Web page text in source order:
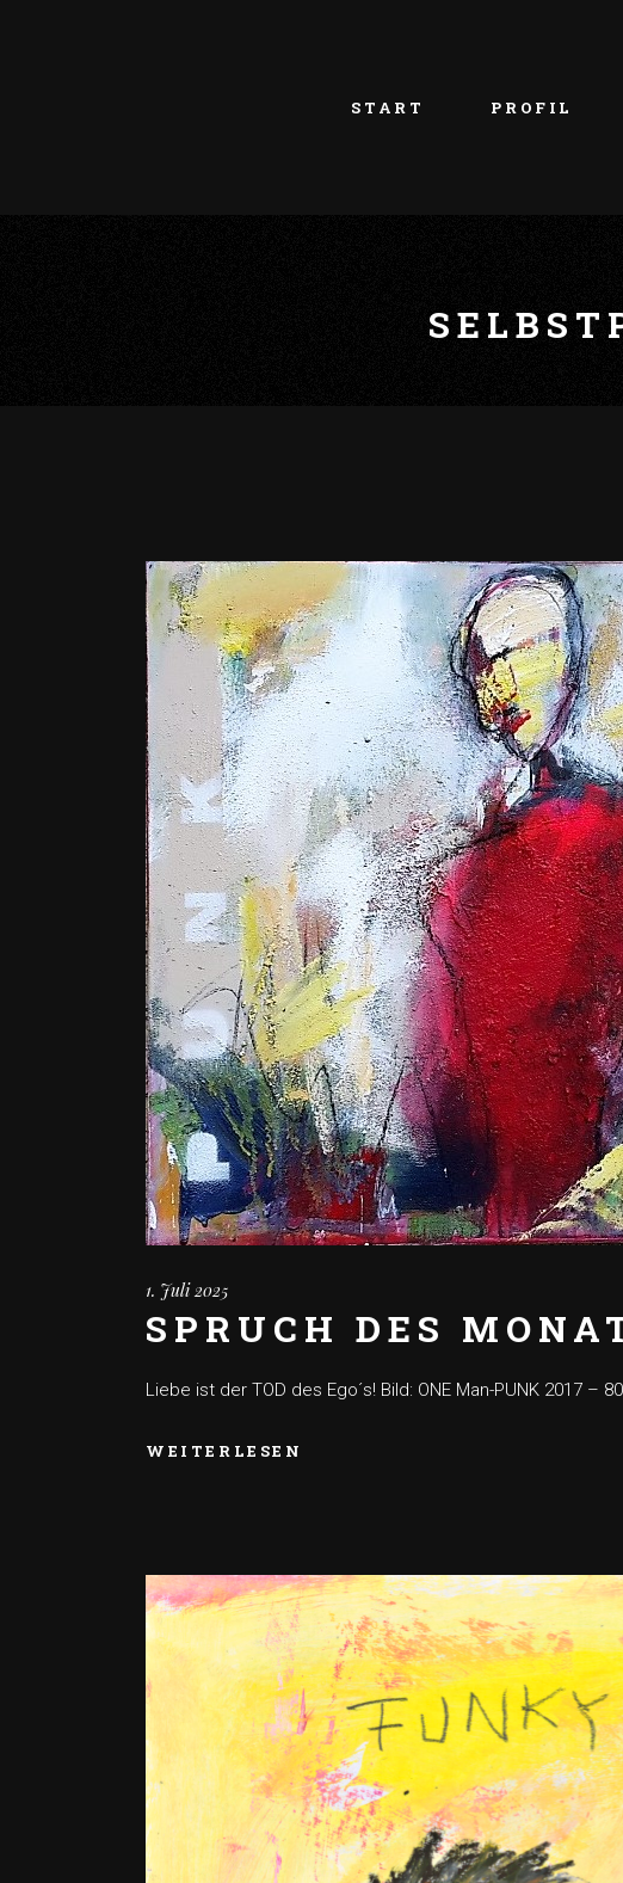
START PROFIL
1. Juli 2025
SPRUCH DES
Liebe ist der TOD des Ego´s! Bild: ONE Man-PUNK 2017 –
WEITERLESEN